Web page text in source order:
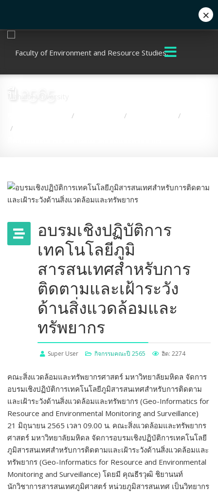
ปี 2565
/ / /
/
อบรมเชิงปฏิบัติการ
เทคโนโลยีภูมิ
สารสนเทศสำหรับการ
ติดตามและเฝ้าระวัง
ด้านสิ่งแวดล้อมและ
ทรัพยากร
Super User กิจกรรมคณะปี 2565 ฮิต: 2274
คณะสิ่งแวดล้อมและทรัพยากรศาสตร์ มหาวิทยาลัยมหิดล จัดการ
อบรมเชิงปฏิบัติการเทคโนโลยีภูมิสารสนเทศสำหรับการติดตาม
และเฝ้าระวังด้านสิ่งแวดล้อมและทรัพยากร (Geo-Informatics for
Resource and Environmental Monitoring and Surveillance)
21 มิถุนายน 2565 เวลา 09.00 น. คณะสิ่งแวดล้อมและทรัพยากร
ศาสตร์ มหาวิทยาลัยมหิดล จัดการอบรมเชิงปฏิบัติการเทคโนโลยี
ภูมิสารสนเทศสำหรับการติดตามและเฝ้าระวังด้านสิ่งแวดล้อมและ
ทรัพยากร (Geo-Informatics for Resource and Environmental
Monitoring and Surveillance) โดยมี คุณธีรวุฒิ ชิยานนท์
นักวิชาการสารสนเทศภูมิศาสตร์ หน่วยภูมิสารสนเทศ เป็นวิทยากร
×